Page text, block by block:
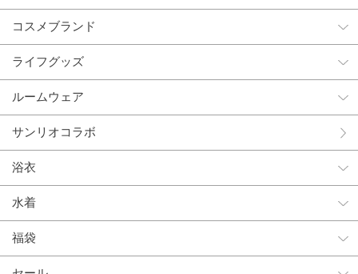
コスメブランド
ライフグッズ
ルームウェア
サンリオコラボ
浴衣
水着
福袋